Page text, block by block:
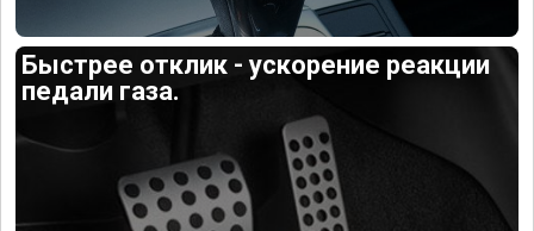
Быстрее отклик - ускорение реакции
педали газа.